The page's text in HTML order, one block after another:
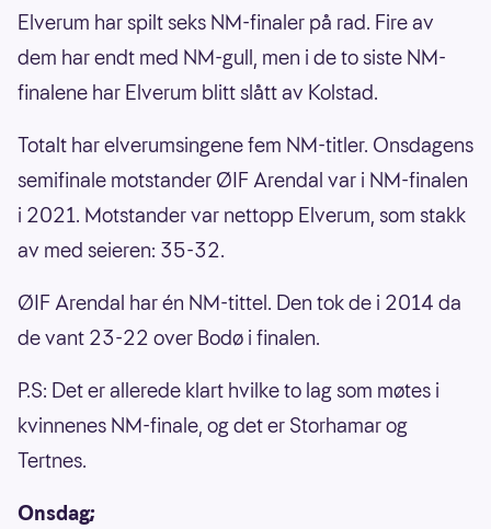
Elverum har spilt seks NM-finaler på rad. Fire av
dem har endt med NM-gull, men i de to siste NM-
finalene har Elverum blitt slått av Kolstad.
Totalt har elverumsingene fem NM-titler. Onsdagens
semifinale motstander ØIF Arendal var i NM-finalen
i 2021. Motstander var nettopp Elverum, som stakk
av med seieren: 35-32.
ØIF Arendal har én NM-tittel. Den tok de i 2014 da
de vant 23-22 over Bodø i finalen.
P.S: Det er allerede klart hvilke to lag som møtes i
kvinnenes NM-finale, og det er Storhamar og
Tertnes.
Onsdag;